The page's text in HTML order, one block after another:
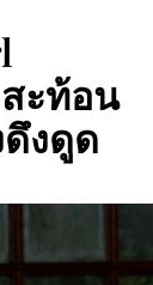
ะท้อน
งดูด